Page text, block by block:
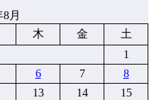
8月
木 金
土
1
6 7
8
13 14
15